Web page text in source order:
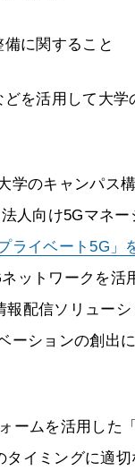
に関すること
を活用して大
学のキャンパス
人向け5Gマネ
ライベート5G」
ットワークを活
配信ソリュー
ーションの創出
ームを活用した
イミングに適